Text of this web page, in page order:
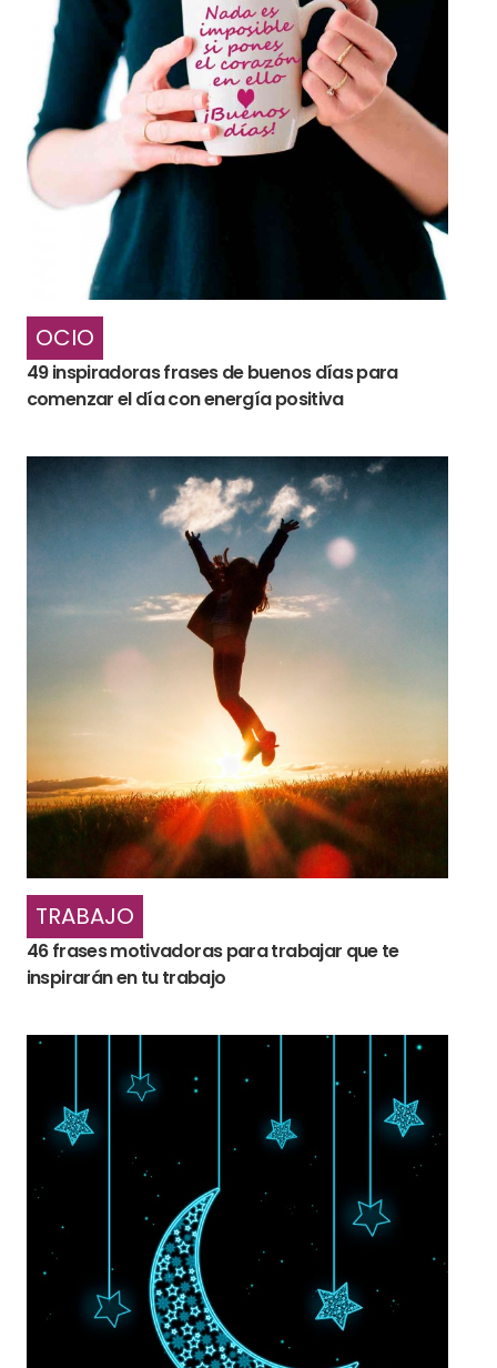
OCIO
49 inspiradoras frases de buenos días para
comenzar el día con energía positiva
TRABAJO
46 frases motivadoras para trabajar que te
inspirarán en tu trabajo